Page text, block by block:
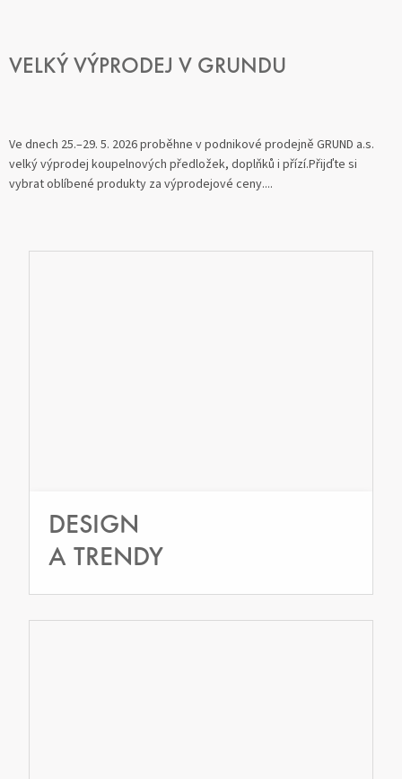
VELKÝ VÝPRODEJ V GRUNDU
Ve dnech 25.–29. 5. 2026 proběhne v podnikové prodejně GRUND a.s.
velký výprodej koupelnových předložek, doplňků i přízí.Přijďte si
vybrat oblíbené produkty za výprodejové ceny....
DESIGN
A TRENDY